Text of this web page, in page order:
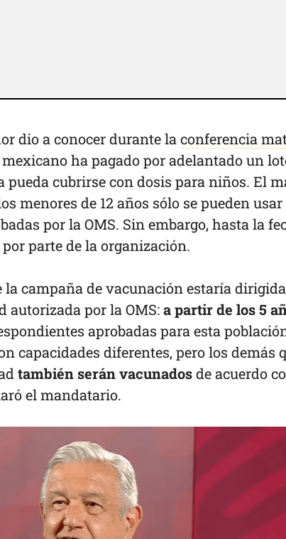
dio a conocer durante la conferencia
ha pagado por adelantado un
pueda cubrirse con dosis para niños. El
menores de 12 años sólo se pueden usar
por la OMS. Sin embargo, hasta la
parte de la organización.
la campaña de vacunación estaría
autorizada por la OMS:a partir de los 5
aprobadas para esta
capacidades diferentes, pero los demás
también serán vacunadosde acuerdo
el mandatario.